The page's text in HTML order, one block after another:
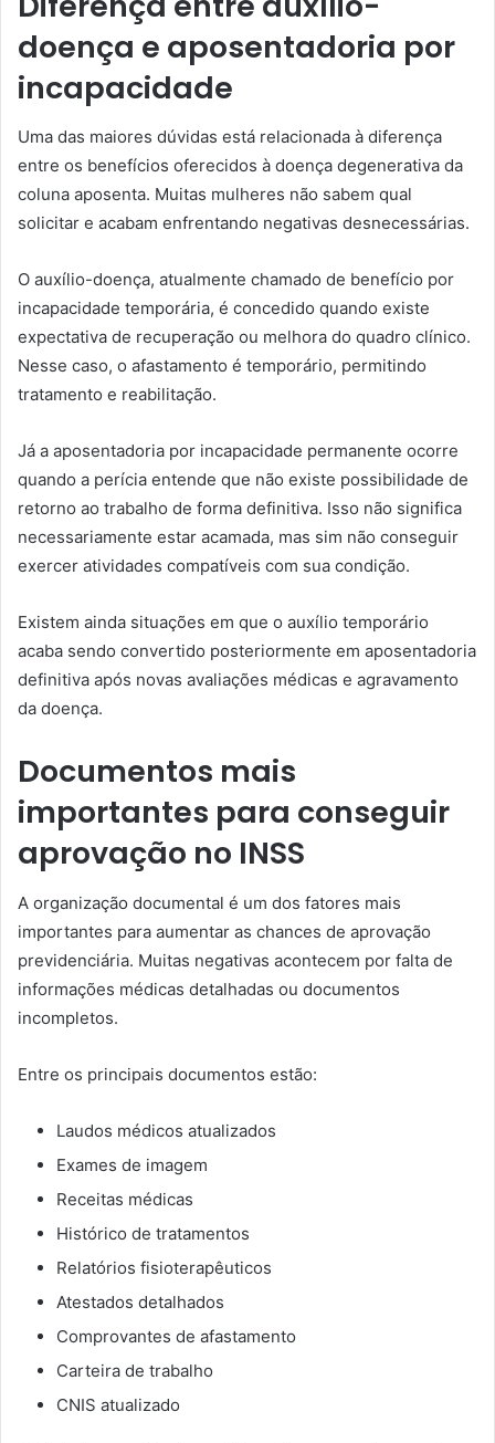
doença e aposentadoria por
incapacidade
Uma das maiores dúvidas está relacionada à diferença
entre os benefícios oferecidos à doença degenerativa da
coluna aposenta. Muitas mulheres não sabem qual
solicitar e acabam enfrentando negativas desnecessárias.
O auxílio-doença, atualmente chamado de benefício por
incapacidade temporária, é concedido quando existe
expectativa de recuperação ou melhora do quadro clínico.
Nesse caso, o afastamento é temporário, permitindo
tratamento e reabilitação.
Já a aposentadoria por incapacidade permanente ocorre
quando a perícia entende que não existe possibilidade de
retorno ao trabalho de forma definitiva. Isso não significa
necessariamente estar acamada, mas sim não conseguir
exercer atividades compatíveis com sua condição.
Existem ainda situações em que o auxílio temporário
acaba sendo convertido posteriormente em aposentadoria
definitiva após novas avaliações médicas e agravamento
da doença.
Documentos mais
importantes para conseguir
aprovação no INSS
A organização documental é um dos fatores mais
importantes para aumentar as chances de aprovação
previdenciária. Muitas negativas acontecem por falta de
informações médicas detalhadas ou documentos
incompletos.
Entre os principais documentos estão:
Laudos médicos atualizados
Exames de imagem
Receitas médicas
Histórico de tratamentos
Relatórios fisioterapêuticos
Atestados detalhados
Comprovantes de afastamento
Carteira de trabalho
CNIS atualizado